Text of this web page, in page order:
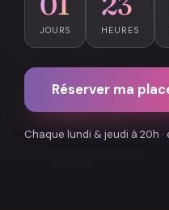
JOURS HEURES
Réserver ma
Chaque lundi & jeudi à 20h